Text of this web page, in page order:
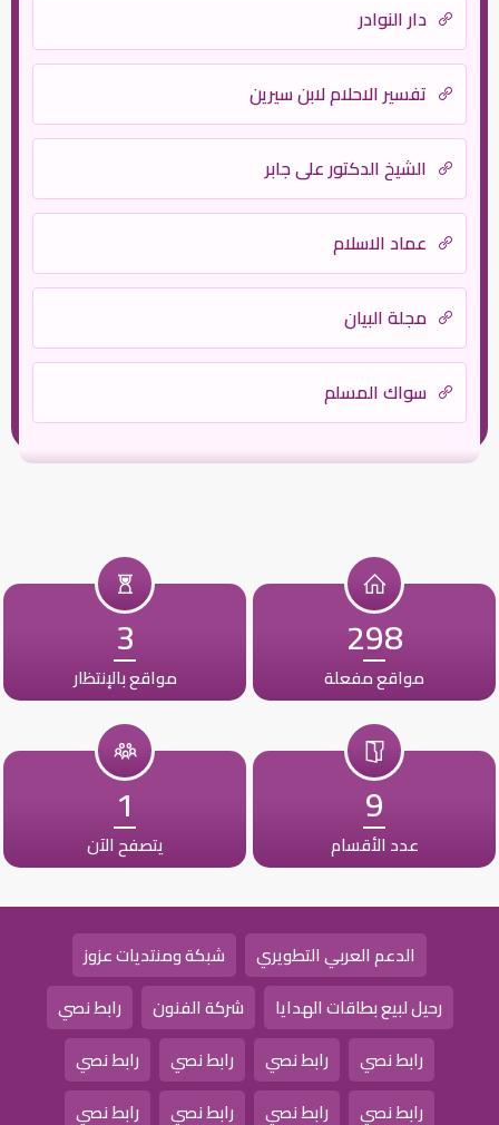
دار النوادر
تفسير الاحلام لابن سيرين
الشيخ الدكتور علي جابر
عماد الاسلام
مجلة البيان
سواك المسلم
298
مواقع مفعلة
3
مواقع بالإنتظار
9
عدد الأقسام
1
يتصفح الآن
الدعم العربي التطويري
شبكة ومنتديات عزوز
رحيل لبيع بطاقات الهدايا
شركة الفنون
رابط نصي
رابط نصي
رابط نصي رابط نصي
رابط نصي
رابط نصي
رابط نصي رابط نصي رابط نصي